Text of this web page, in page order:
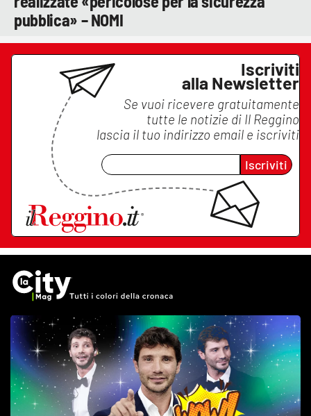
pubblica» – NOMI
Iscriviti
alla Newsletter
Se vuoi ricevere gratuitamente
tutte le notizie di Il Reggino
lascia il tuo indirizzo email e iscriviti
Iscriviti